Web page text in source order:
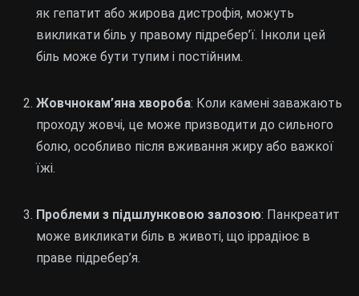
як гепатит або жирова дистрофія, можуть
викликати біль у правому підребер’ї. Інколи цей
біль може бути тупим і постійним.
Жовчнокам’яна хвороба: Коли камені заважають
проходу жовчі, це може призводити до сильного
болю, особливо після вживання жиру або важкої
їжі.
Проблеми з підшлунковою залозою: Панкреатит
може викликати біль в животі, що іррадіює в
праве підребер’я.